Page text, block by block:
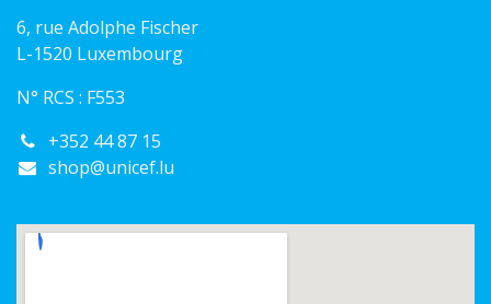
6, rue Adolphe Fischer
L-1520 Luxembourg
N° RCS : F553
+352 44 87 15
shop@unicef.lu